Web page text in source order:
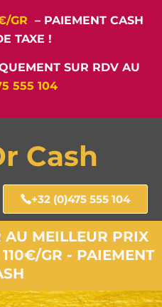
GR – PAIEMENT CASH
TAXE !
SUR RDV AU
555 104
Cash
+32 (0)475 555 104
AU MEILLEUR PRIX
GR - PAIEMENT